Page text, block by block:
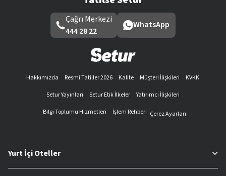
Çağrı Merkezi
444 28 22
WhatsApp
Hakkımızda Resmi Tatiller 2026 Kalite Müşteri İlişkileri
KVKK
Setur Yayınları
Setur Etik İlkeler
Yatırımcı İlişkileri
Bilgi Toplumu Hizmetleri
İşlem Rehberi Çerez Ayarları
Yurt İçi Oteller